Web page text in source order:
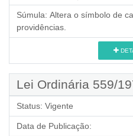
Súmula: Altera o símbolo de
providências.
Lei Ordinária 559/
Status: Vigente
Data de Publicação: